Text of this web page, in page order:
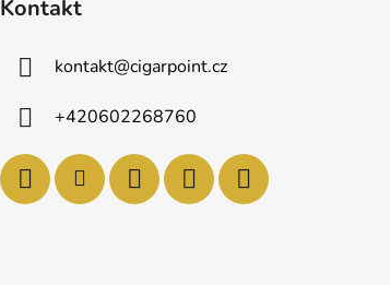
Kontakt
kontakt@cigarpoint.cz
+420602268760